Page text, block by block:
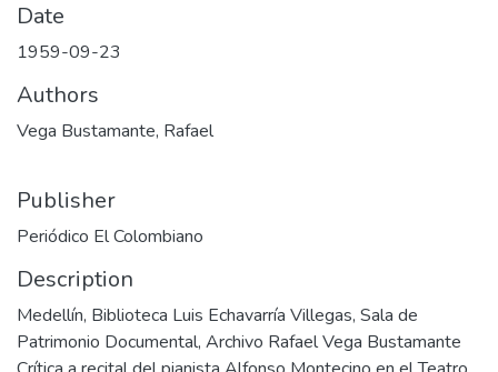
Date
1959-09-23
Authors
Vega Bustamante, Rafael
Publisher
Periódico El Colombiano
Description
Medellín, Biblioteca Luis Echavarría Villegas, Sala de
Patrimonio Documental, Archivo Rafael Vega Bustamante